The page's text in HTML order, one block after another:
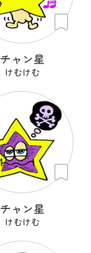
チャン星
けむけむ
チャン星
けむけむ